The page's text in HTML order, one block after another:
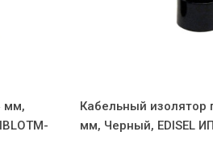
мм,
Кабельный изолятор
мм, Черный, EDISEL